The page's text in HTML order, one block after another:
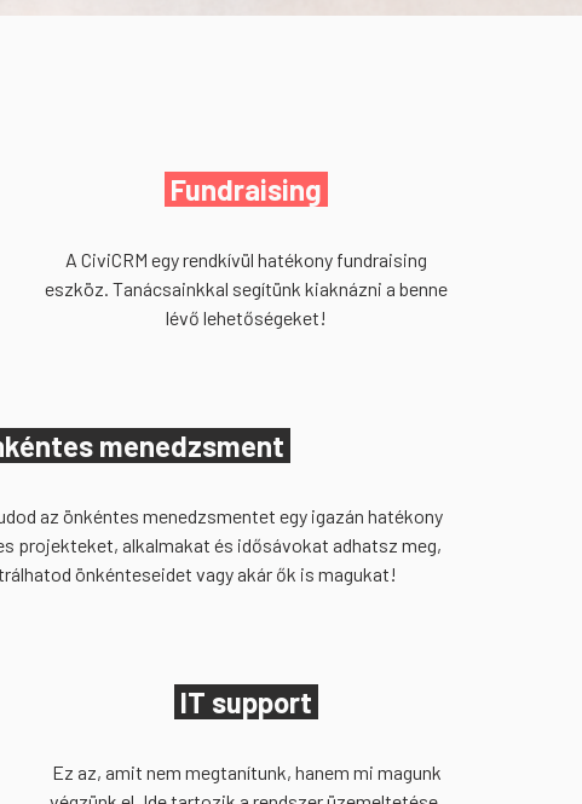
Fundraising
A CiviCRM egy rendkívül hatékony fundraising
eszköz. Tanácsainkkal segítünk kiaknázni a benne
lévő lehetőségeket!
menedzsment
az önkéntes menedzsmentet egy igazán hatékony
projekteket, alkalmakat és idősávokat adhatsz meg,
önkénteseidet vagy akár ők is magukat!
IT support
Ez az, amit nem megtanítunk, hanem mi magunk